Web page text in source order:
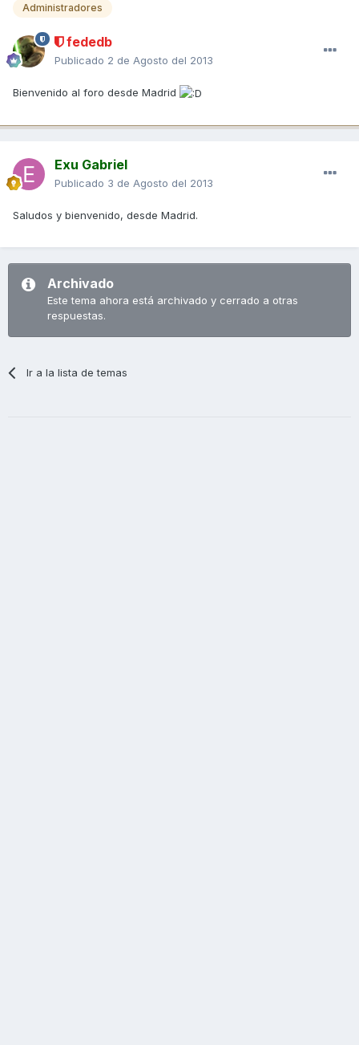
Administradores
fededb
Publicado 2 de Agosto del 2013
Bienvenido al foro desde Madrid
Exu Gabriel
Publicado 3 de Agosto del 2013
Saludos y bienvenido, desde Madrid.
Archivado
Este tema ahora está archivado y cerrado a otras
respuestas.
Ir a la lista de temas